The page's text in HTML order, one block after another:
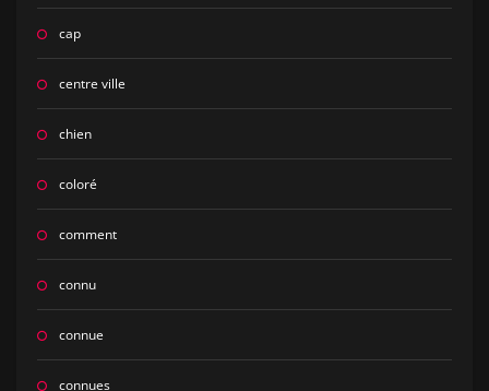
cap
centre ville
chien
coloré
comment
connu
connue
connues